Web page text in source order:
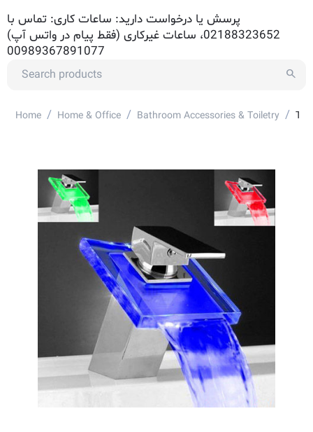
پرسش یا درخواست دارید: ساعات کاری: تماس با
02188323652، ساعات غیرکاری (فقط پیام در واتس آپ)
00989367891077
Home / Home & Office / Bathroom Accessories & Toiletry /